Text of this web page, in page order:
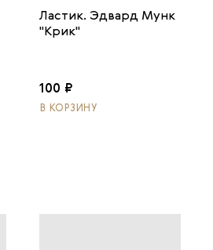
Ластик. Эдвард Мунк
"Крик"
100 ₽
В КОРЗИНУ